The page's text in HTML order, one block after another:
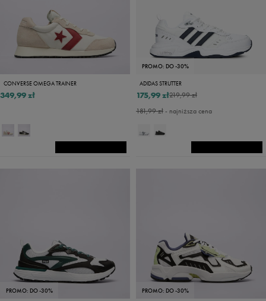
CONVERSE OMEGA TRAINER
349,99 zł
PROMO: DO -30%
ADIDAS STRUTTER
219,99 zł
175,99 zł
181,99 zł- najniższa cena
PROMO: DO -30% PROMO: DO -30%